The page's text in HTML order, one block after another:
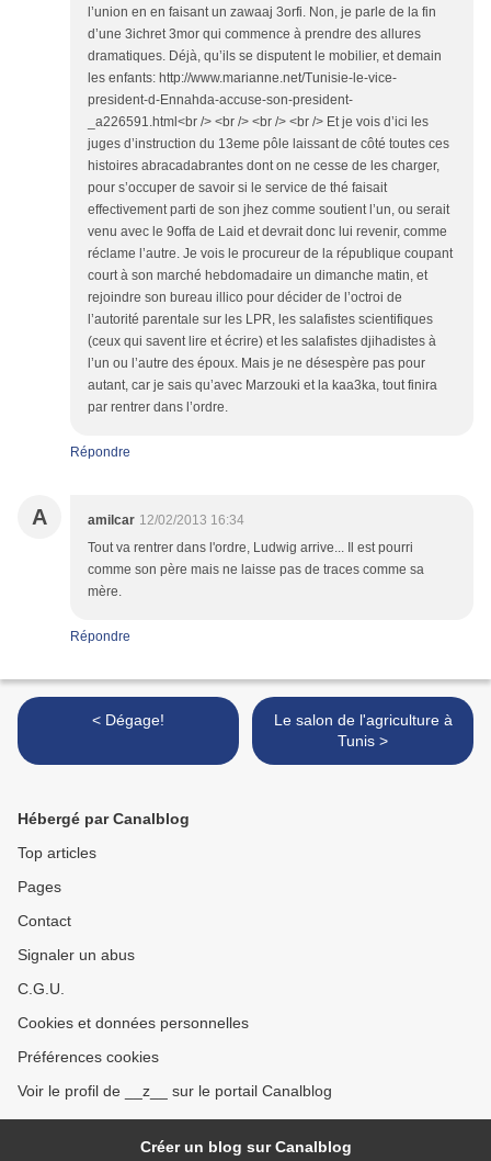
l’union en en faisant un zawaaj 3orfi. Non, je parle de la fin
d’une 3ichret 3mor qui commence à prendre des allures
dramatiques. Déjà, qu’ils se disputent le mobilier, et demain
les enfants: http://www.marianne.net/Tunisie-le-vice-
president-d-Ennahda-accuse-son-president-
_a226591.html<br /> <br /> <br /> <br /> Et je vois d’ici les
juges d’instruction du 13eme pôle laissant de côté toutes ces
histoires abracadabrantes dont on ne cesse de les charger,
pour s’occuper de savoir si le service de thé faisait
effectivement parti de son jhez comme soutient l’un, ou serait
venu avec le 9offa de Laid et devrait donc lui revenir, comme
réclame l’autre. Je vois le procureur de la république coupant
court à son marché hebdomadaire un dimanche matin, et
rejoindre son bureau illico pour décider de l’octroi de
l’autorité parentale sur les LPR, les salafistes scientifiques
(ceux qui savent lire et écrire) et les salafistes djihadistes à
l’un ou l’autre des époux. Mais je ne désespère pas pour
autant, car je sais qu’avec Marzouki et la kaa3ka, tout finira
par rentrer dans l’ordre.
Répondre
A amilcar 12/02/2013 16:34
Tout va rentrer dans l'ordre, Ludwig arrive... Il est pourri
comme son père mais ne laisse pas de traces comme sa
mère.
Répondre
< Dégage!
Le salon de l'agriculture à
Tunis >
Hébergé par Canalblog
Top articles
Pages
Contact
Signaler un abus
C.G.U.
Cookies et données personnelles
Préférences cookies
Voir le profil de __z__ sur le portail Canalblog
Créer un blog sur Canalblog